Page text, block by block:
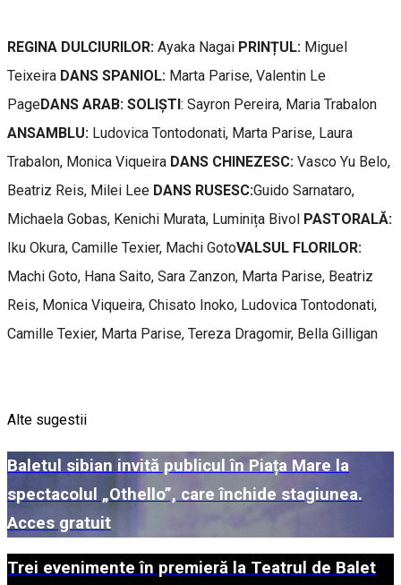
REGINA DULCIURILOR: Ayaka Nagai PRINȚUL: Miguel
Teixeira DANS SPANIOL: Marta Parise, Valentin Le
PageDANS ARAB: SOLIȘTI: Sayron Pereira, Maria Trabalon
ANSAMBLU: Ludovica Tontodonati, Marta Parise, Laura
Trabalon, Monica Viqueira DANS CHINEZESC: Vasco Yu Belo,
Beatriz Reis, Milei Lee DANS RUSESC:Guido Sarnataro,
Michaela Gobas, Kenichi Murata, Luminița Bivol PASTORALĂ:
Iku Okura, Camille Texier, Machi GotoVALSUL FLORILOR:
Machi Goto, Hana Saito, Sara Zanzon, Marta Parise, Beatriz
Reis, Monica Viqueira, Chisato Inoko, Ludovica Tontodonati,
Camille Texier, Marta Parise, Tereza Dragomir, Bella Gilligan
Alte sugestii
Baletul sibian invită publicul în Piața Mare la
spectacolul „Othello”, care închide stagiunea.
Acces gratuit
Trei evenimente în premieră la Teatrul de Balet